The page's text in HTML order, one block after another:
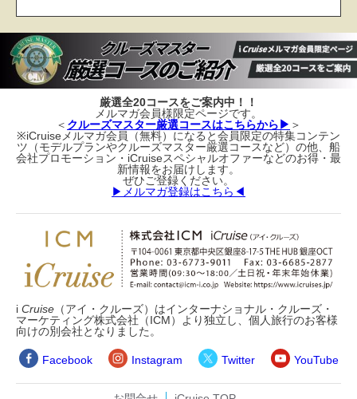
厳選全20コースをご案内中！！
メルマガ会員様限定ページです。
＜ クルーズマスター厳選コースはこちらから▶ ＞
※iCruiseメルマガ会員（無料）になると会員限定の特集コンテン
ツ（モデルプランやクルーズマスター厳選コースなど）の他、船
会社プロモーション・iCruiseスペシャルオファーなどのお得・最
新情報をお届けします。
ぜひご登録ください。
▶メルマガ登録はこちら◀
i Cruise （アイ・クルーズ）はインターナショナル・クルーズ・
マーケティング株式会社（ICM）より独立し、個人旅行のお客様
向けの別会社となりました。
Facebook Instagram Twitter YouTube